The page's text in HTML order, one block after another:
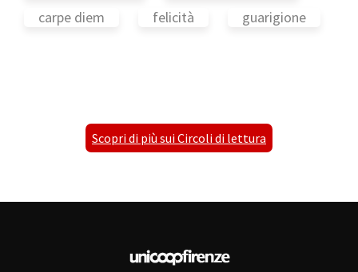
carpe diem
felicità guarigione
Scopri di più sui Circoli di lettura